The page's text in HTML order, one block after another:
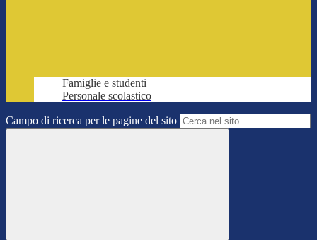
Famiglie e studenti
Personale scolastico
Campo di ricerca per le pagine del sito